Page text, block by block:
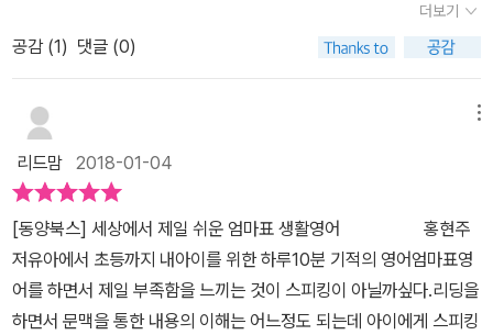
래 저희아들 영어천재인줄알았어요 ㅋㅋㅋㅋㅋㅋㅋㅋㅋㅋㅋㅋㅋㅋ
ㅋㅋㅋㅋㅋㅋ근데, 엄마가 해주는게 없으니 항상 그상태랍니다.발전
할 수 있는 아이를 방치하는 것 같아. 약간의 죄책감이 들던차에쉽게
영어를 접하게할 수 있는 좋은 책을 만난것 같아 다행이란 생각이 들
어요. 본문내용은 이런식으로 구성되어 있어요.각페이지마다 상활별
영어대화를 수록하고 가장 끝에 오늘의 애정영어한마디가 적혀있네
요^^책을 받자마자 큰아들에게 첫장에 수록된 wake up, sweetie!
를 읽어줬는데 반응 최고였어요!엄마 영어 할 줄 알았냐
며...................자기도 같이 따라한다고 계속 읽어달래요 ㅎㅎㅎ아! 그
리고 책앞부분에 이 문장을 10번씩 읽을때마다 체크할 수 있도록 학
습상황표가 있는데저희 아들은 이 학습상황표에 체크한번 하겠다고
장을 역임하였다.저서로는 「엄마표 생활영어 표현사전」(로그인), 「온
가족 생활영어 100」(로그인), 「부모를 위한 초등6년 영어관리법」(랜
덤하우스코리아), 「엄마는 친절한 영어 선생님」(웰북) 외 다수가 있
다.[인터넷 교보문고 제공]​ 사교육을 따로 시켜본 적은 없지만영어는
어떻게 집에서 아이와 함께 할 수 있을지를상당히 많이 고민하고 부
딪히고 있다.당장 이제 곧 방학이라 아이와 고학년으로 올라가면서영
어 난이도도 높아지면서단순히 암기로 영어를 공부하면아이가 많이
지루하고 재미없어하기에영어를 학습이고 지루한 공부로만 생각할
수 있어서좀 더 생활 속에서 자연스럽게 접하고배울 수 있는 생활 영
어를 생각하고 있었는데이 책을 만나보게 되어 참 유익했다.사실 엄
더보기
공감 (1) 댓글 (0)
리드맘 2018-01-04
[동양북스] 세상에서 제일 쉬운 엄마표 생활영어 홍현주
저유아에서 초등까지 내아이를 위한 하루10분 기적의 영어엄마표영
어를 하면서 제일 부족함을 느끼는 것이 스피킹이 아닐까싶다.리딩을
하면서 문맥을 통한 내용의 이해는 어느정도 되는데 아이에게 스피킹